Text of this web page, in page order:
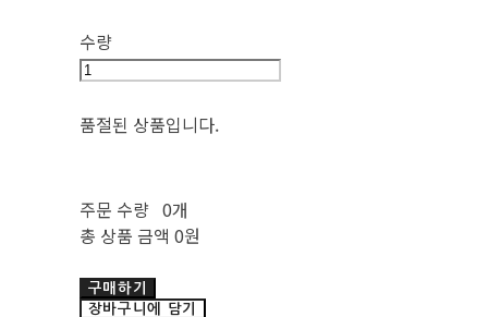
수량
품절된 상품입니다.
주문 수량 0개
총 상품 금액 0원
구매하기
장바구니에 담기